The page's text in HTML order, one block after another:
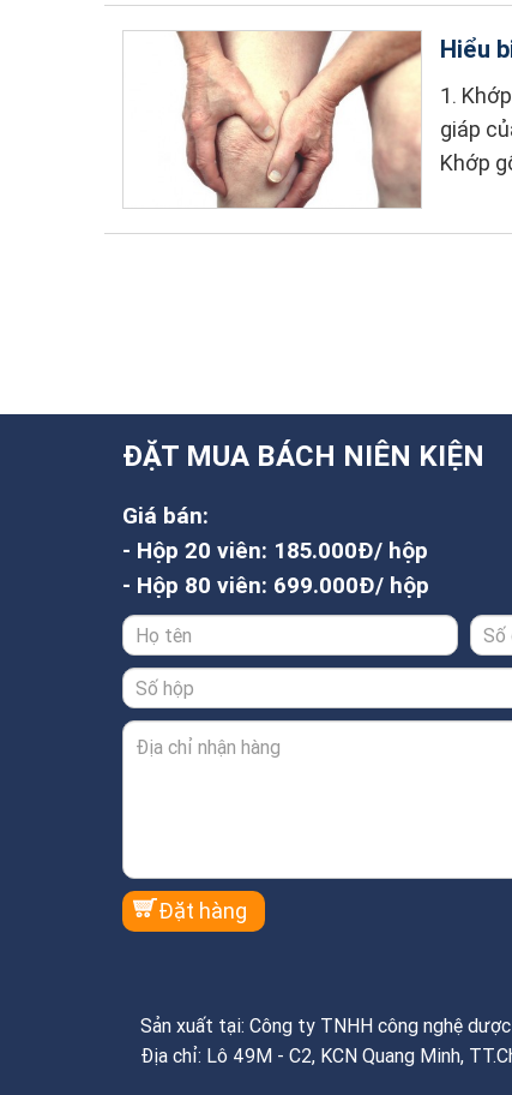
Hiểu
1.
giáp
Khớp
ĐẶT MUA BÁCH NIÊN KIỆN
Giá bán:
- Hộp 20 viên: 185.000Đ/ hộp
- Hộp 80 viên: 699.000Đ/ hộp
Sản xuất tại: Công ty TNHH công nghệ
Địa chỉ: Lô 49M - C2, KCN Quang Minh,